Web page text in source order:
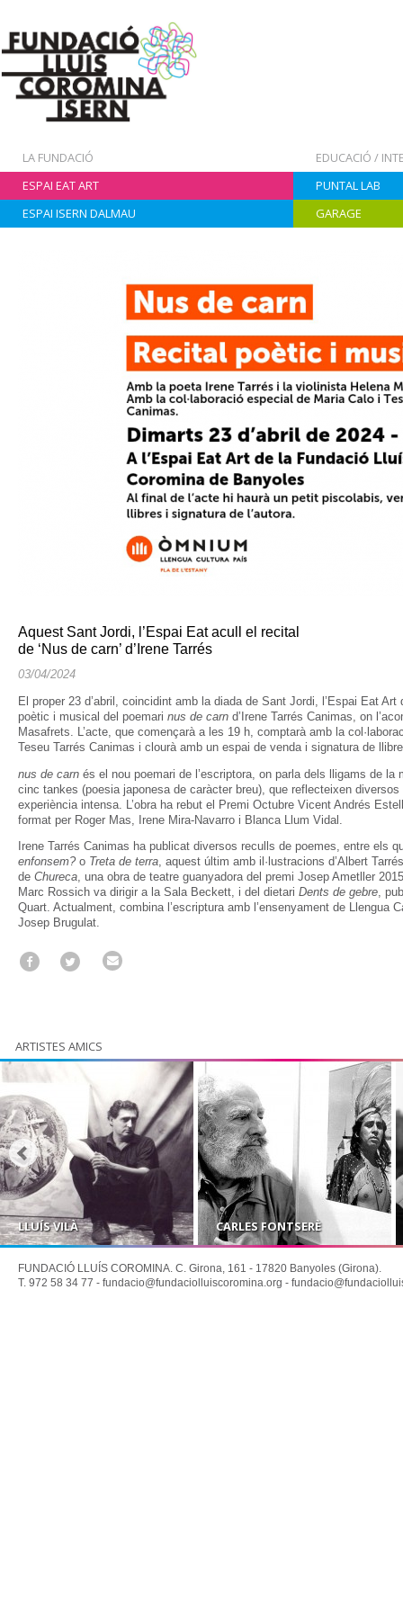
LA FUNDACIÓ
EDUCACIÓ /
ESPAI EAT ART
PUNTAL LAB
ESPAI ISERN DALMAU
GARAGE
Aquest Sant Jordi, l’Espai Eat acull el recital
de ‘Nus de carn’ d’Irene Tarrés
03/04/2024
El proper 23 d’abril, coincidint amb la diada de Sant Jordi, l’Espai Eat
poètic i musical del poemari nus de carn d’Irene Tarrés Canimas, on
Masafrets. L’acte, que començarà a les 19 h, comptarà amb la
Teseu Tarrés Canimas i clourà amb un espai de venda i signatura de
nus de carn és el nou poemari de l’escriptora, on parla dels lligams de la
cinc tankes (poesia japonesa de caràcter breu), que reflecteixen diversos
experiència intensa. L’obra ha rebut el Premi Octubre Vicent Andrés
format per Roger Mas, Irene Mira-Navarro i Blanca Llum Vidal.
Irene Tarrés Canimas ha publicat diversos reculls de poemes, entre els
enfonsem? o Treta de terra, aquest últim amb il·lustracions d’Albert
de Chureca, una obra de teatre guanyadora del premi Josep Ametller
Marc Rossich va dirigir a la Sala Beckett, i del dietari Dents de gebre,
Quart. Actualment, combina l’escriptura amb l’ensenyament de Llengua
Josep Brugulat.
ARTISTES AMICS
LLUÍS VILÀ CARLES FONTSERÈ
FUNDACIÓ LLUÍS COROMINA. C. Girona, 161 - 17820 Banyoles (Girona).
T. 972 58 34 77 - fundacio@fundaciolluiscoromina.org -